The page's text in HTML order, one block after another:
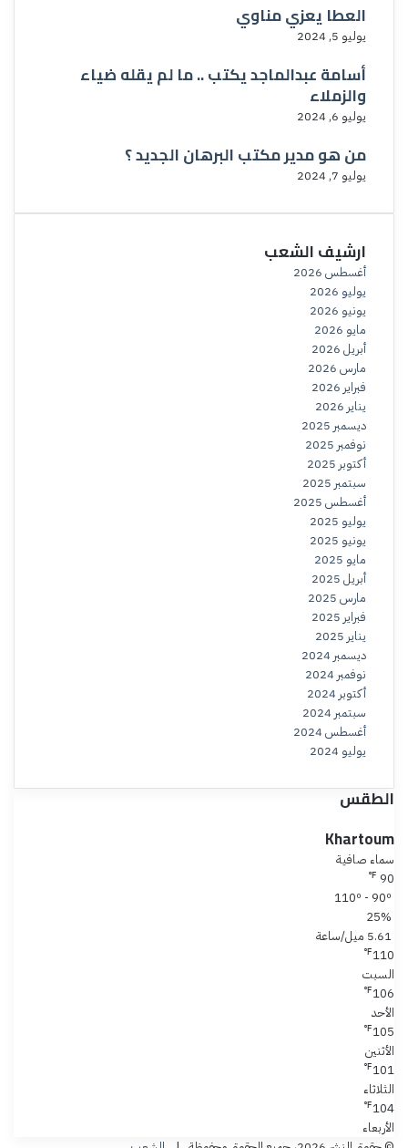
العطا يعزي مناوي
يوليو 5, 2024
أسامة عبدالماجد يكتب .. ما لم يقله ضياء
والزملاء
يوليو 6, 2024
من هو مدير مكتب البرهان الجديد ؟
يوليو 7, 2024
ارشيف الشعب
أغسطس 2026
يوليو 2026
يونيو 2026
مايو 2026
أبريل 2026
مارس 2026
فبراير 2026
يناير 2026
ديسمبر 2025
نوفمبر 2025
أكتوبر 2025
سبتمبر 2025
أغسطس 2025
يوليو 2025
يونيو 2025
مايو 2025
أبريل 2025
مارس 2025
فبراير 2025
يناير 2025
ديسمبر 2024
نوفمبر 2024
أكتوبر 2024
سبتمبر 2024
أغسطس 2024
يوليو 2024
الطقس
Khartoum
سماء صافية
90
℉
25%
5.61 ميل/ساعة
110
℉
السبت
106
℉
الأحد
105
℉
الأثنين
101
℉
الثلاثاء
104
℉
الأربعاء